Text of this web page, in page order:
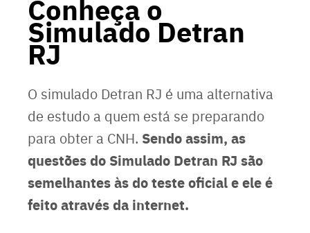
Conheça o
Simulado Detran
RJ
O simulado Detran RJ é uma alternativa
de estudo a quem está se preparando
para obter a CNH. Sendo assim, as
questões do Simulado Detran RJ são
semelhantes às do teste oficial e ele é
feito através da internet.